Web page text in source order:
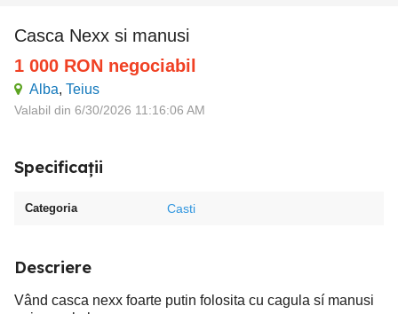
Casca Nexx si manusi
1 000 RON negociabil
Alba, Teius
Valabil din 6/30/2026 11:16:06 AM
Specificații
Categoria Casti
Descriere
Vând casca nexx foarte putin folosita cu cagula sí manusi